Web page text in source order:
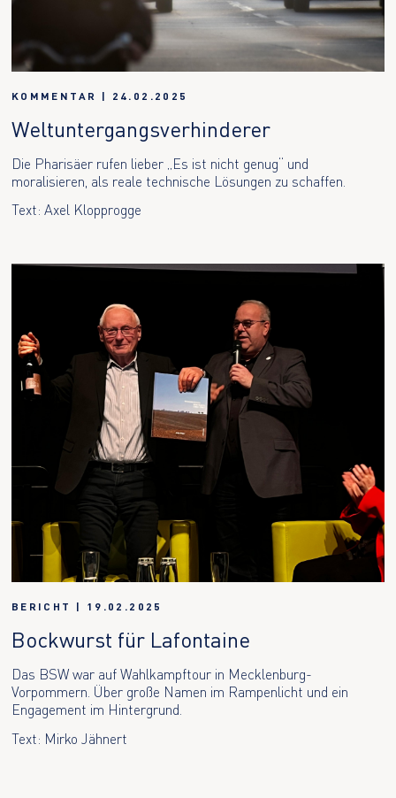
KOMMENTAR | 24.02.2025
Weltuntergangsverhinderer
Die Pharisäer rufen lieber „Es ist nicht genug“ und
moralisieren, als reale technische Lösungen zu schaffen.
Text: Axel Klopprogge
BERICHT | 19.02.2025
Bockwurst für Lafontaine
Das BSW war auf Wahlkampftour in Mecklenburg-
Vorpommern. Über große Namen im Rampenlicht und ein
Engagement im Hintergrund.
Text: Mirko Jähnert